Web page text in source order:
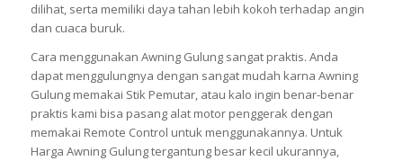
dilihat, serta memiliki daya tahan lebih kokoh terhadap angin
dan cuaca buruk.
Cara menggunakan Awning Gulung sangat praktis. Anda
dapat menggulungnya dengan sangat mudah karna Awning
Gulung memakai Stik Pemutar, atau kalo ingin benar-benar
praktis kami bisa pasang alat motor penggerak dengan
memakai Remote Control untuk menggunakannya. Untuk
Harga Awning Gulung tergantung besar kecil ukurannya,